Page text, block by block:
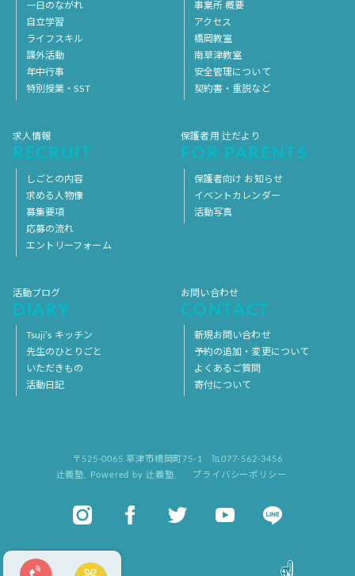
一日のながれ
自立学習
ライフスキル
課外活動
年中行事
特別授業・SST
事業所 概要
アクセス
橋岡教室
南草津教室
安全管理について
契約書・重説など
求人情報
RECRUIT
しごとの内容
求める人物像
募集要項
応募の流れ
エントリーフォーム
保護者用 辻だより
FOR PARENTS
保護者向け お知らせ
イベントカレンダー
活動写真
活動ブログ
DIARY
Tsuji’s キッチン
先生のひとりごと
いただきもの
活動日記
お問い合わせ
CONTACT
新規お問い合わせ
予約の追加・変更について
よくあるご質問
寄付について
〒525-0065 草津市橋岡町75-1
℡077-562-3456
辻義塾, Powered by 辻義塾. プライバシーポリシー